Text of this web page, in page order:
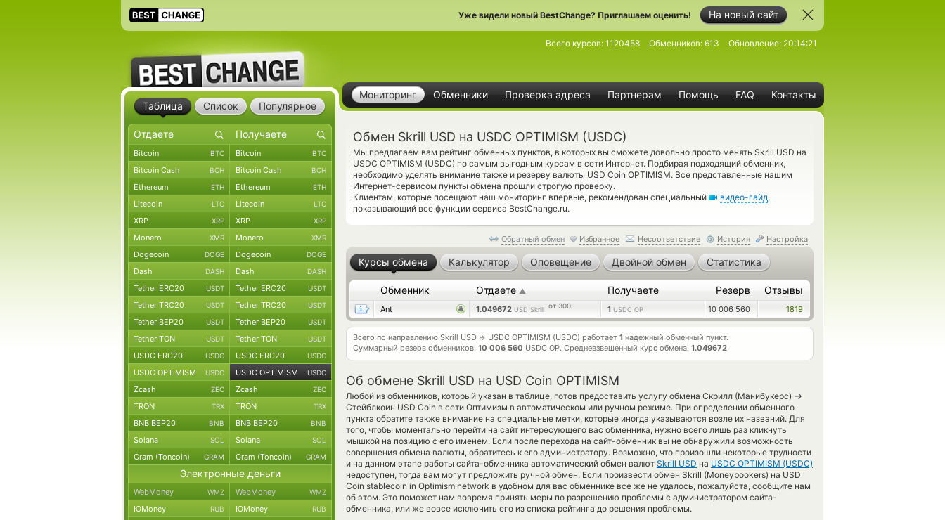
На новый сайт
Уже видели новый BestChange? Приглашаем оценить!
Мониторинг Обменники Проверка адреса Партнерам Помощь FAQ Контакты
Всего курсов: 1120458 Обменников: 613 Обновление: 20:14:21
Обмен Skrill USD на USDC OPTIMISM (USDC)
Мы предлагаем вам рейтинг обменных пунктов, в которых вы сможете довольно просто менять Skrill USD на
USDC OPTIMISM (USDC) по самым выгодным курсам в сети Интернет. Подбирая подходящий обменник,
необходимо уделять внимание также и резерву валюты USD Coin OPTIMISM. Все представленные нашим
Интернет-сервисом пункты обмена прошли строгую проверку.
Клиентам, которые посещают наш мониторинг впервые, рекомендован специальный
видео-гайд,
показывающий все функции сервиса BestChange.ru.
Обратный обмен Избранное Несоответствие История Настройка
Курсы обмена Калькулятор Оповещение Двойной обмен Статистика
Обменник Отдаете ▲ Получаете Резерв Отзывы
Ant 1.049672 USD Skrill от 300 1 USDC OP 10 006 560 1819
Всего по направлению Skrill USD → USDC OPTIMISM (USDC) работает 1 надежный обменный пункт.
Суммарный резерв обменников: 10 006 560 USDC OP. Средневзвешенный курс обмена: 1.049672
Об обмене Skrill USD на USD Coin OPTIMISM
Любой из обменников, который указан в таблице, готов предоставить услугу обмена Скрилл (Манибукерс) →
Стейблкоин USD Coin в сети Оптимизм в автоматическом или ручном режиме. При определении обменного
пункта обратите также внимание на специальные метки, которые иногда указываются возле их названий. Для
того, чтобы моментально перейти на сайт интересующего вас обменника, нужно всего лишь раз кликнуть
мышкой на позицию с его именем. Если после перехода на сайт-обменник вы не обнаружили возможность
совершения обмена валюты, обратитесь к его администратору. Возможно, что произошли некоторые трудности
и на данном этапе работы сайта-обменника автоматический обмен валют Skrill USD на USDC OPTIMISM (USDC)
недоступен, тогда вам могут предложить ручной обмен. Если произвести обмен Skrill (Moneybookers) на USD
Coin stablecoin in Optimism network в удобном для вас обменнике все же не удалось, пожалуйста, сообщите нам
об этом. Это поможет нам вовремя принять меры по разрешению проблемы с администратором сайта-
обменника, или же вовсе исключить его из списка рейтинга до решения проблемы.
Таблица Список Популярное
Bitcoin BTC Bitcoin BTC
Bitcoin Cash BCH Bitcoin Cash BCH
Ethereum ETH Ethereum ETH
Litecoin LTC Litecoin LTC
XRP XRP XRP XRP
Monero XMR Monero XMR
Dogecoin DOGE Dogecoin DOGE
Dash DASH Dash DASH
Tether ERC20 USDT Tether ERC20 USDT
Tether TRC20 USDT Tether TRC20 USDT
Tether BEP20 USDT Tether BEP20 USDT
Tether TON USDT Tether TON USDT
USDC ERC20 USDC USDC ERC20 USDC
USDC OPTIMISM USDC USDC OPTIMISM USDC
Zcash ZEC Zcash ZEC
TRON TRX TRON TRX
BNB BEP20 BNB BNB BEP20 BNB
Solana SOL Solana SOL
Gram (Toncoin) GRAM Gram (Toncoin) GRAM
Электронные деньги
WebMoney WMZ WebMoney WMZ
ЮMoney RUB ЮMoney RUB